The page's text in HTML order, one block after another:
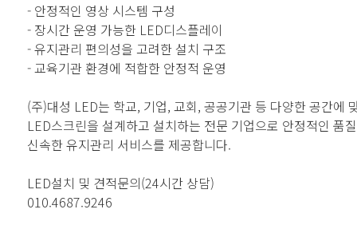
- 안정적인 영상 시스템 구성
- 장시간 운영 가능한 LED디스플레이
- 유지관리 편의성을 고려한 설치 구조
- 교육기관 환경에 적합한 안정적 운영
(주)대성 LED는 학교, 기업, 교회, 공공기관 등 다양한 공간에
LED스크린을 설계하고 설치하는 전문 기업으로 안정적인 품
신속한 유지관리 서비스를 제공합니다.
LED설치 및 견적문의(24시간 상담)
010.4687.9246